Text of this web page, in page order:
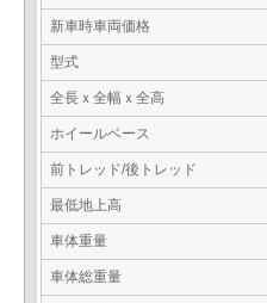
新車時車両価格
型式
全長ｘ全幅ｘ全高
ホイールベース
前トレッド/後トレッド
最低地上高
車体重量
車体総重量